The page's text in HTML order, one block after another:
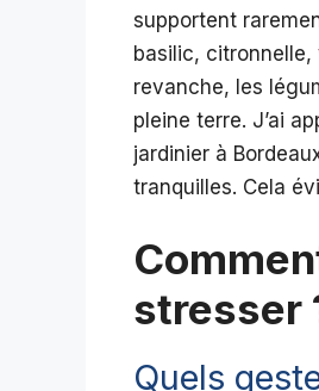
supportent
basilic,
revanche, les
pleine terre. J’ai
jardinier à
tranquilles. Cela
stresser
Quels